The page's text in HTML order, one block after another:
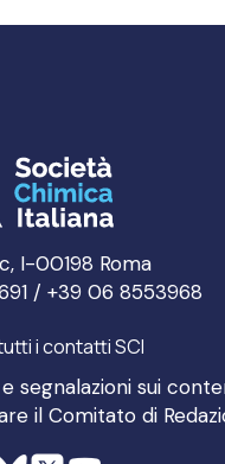
I-00198 Roma
/ +39 06 8553968
i contatti SCI
segnalazioni sui
il Comitato di